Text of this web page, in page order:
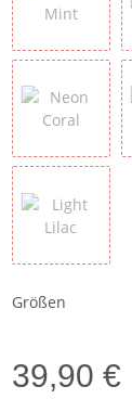
Hell Mint
Neon Coral
Größen
39,90 €